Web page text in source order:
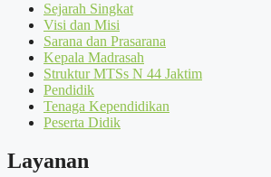
Sejarah Singkat
Visi dan Misi
Sarana dan Prasarana
Kepala Madrasah
Struktur MTSs N 44 Jaktim
Pendidik
Tenaga Kependidikan
Peserta Didik
Layanan